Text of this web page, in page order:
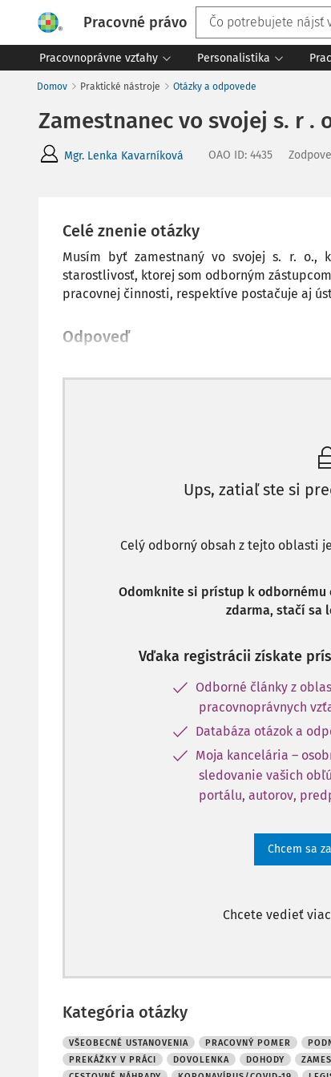
Pracovné právo
Pracovnoprávne vzťahy Personalistika
Domov Praktické nástroje Otázky a odpovede
Zamestnanec vo svojej s. r .
Mgr. Lenka Kavarníková OAO ID: 4435
Celé znenie otázky
Musím byť zamestnaný vo svojej s. r. o.,
starostlivosť, ktorej som odborným
pracovnej činnosti, respektíve postačuje aj
Odpoveď
Ups, zatiaľ ste si
Celý odborný obsah z tejto oblasti
Odomknite si prístup k odbornému
zdarma, stačí sa
Vďaka registrácii získate
Odborné články z
pracovnoprávnych
Databáza otázok a
Moja kancelária –
sledovanie vašich
portálu, autorov,
Chcem sa
Chcete vedieť
Kategória otázky
VŠEOBECNÉ USTANOVENIA PRACOVNÝ POMER
PREKÁŽKY V PRÁCI
DOVOLENKA DOHODY